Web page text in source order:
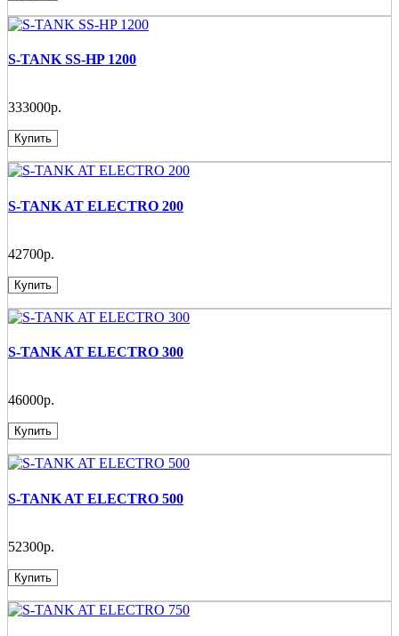
S-TANK SS-HP 1200
333000р.
Купить
S-TANK AT ELECTRO 200
42700р.
Купить
S-TANK AT ELECTRO 300
46000р.
Купить
S-TANK AT ELECTRO 500
52300р.
Купить